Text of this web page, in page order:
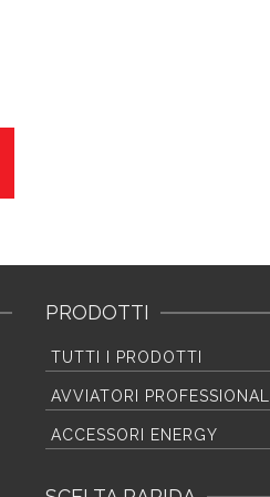
PRODOTTI
TUTTI I PRODOTTI
AVVIATORI PROFESSIONALI
ACCESSORI ENERGY